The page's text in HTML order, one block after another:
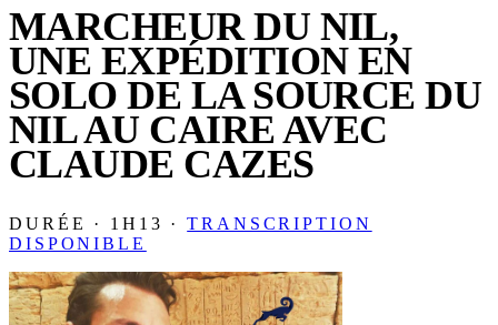
MARCHEUR DU NIL,
UNE EXPÉDITION EN
SOLO DE LA SOURCE DU
NIL AU CAIRE AVEC
CLAUDE CAZES
DURÉE · 1H13 ·TRANSCRIPTION
DISPONIBLE